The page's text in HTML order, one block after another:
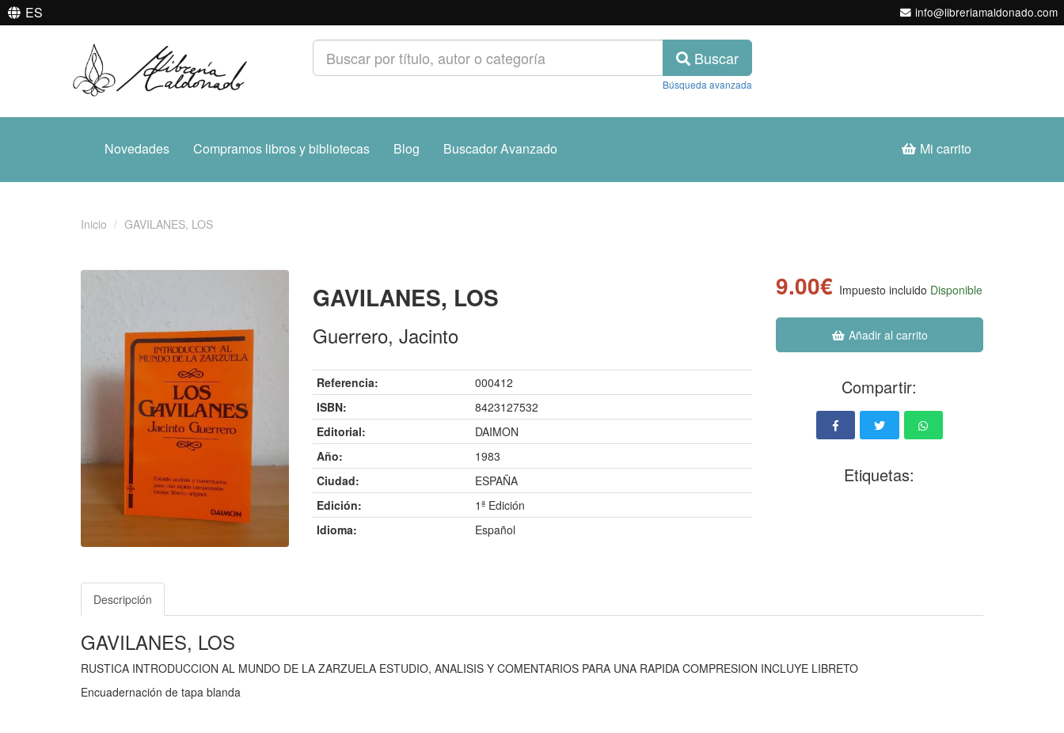
ES info@libreriamaldonado.com
Buscar
Búsqueda avanzada
Novedades Compramos libros y bibliotecas Blog Buscador Avanzado Mi carrito
Inicio GAVILANES, LOS
GAVILANES, LOS
Guerrero, Jacinto
Referencia:
000412
ISBN:
8423127532
Editorial:
DAIMON
Año:
1983
Ciudad:
ESPAÑA
Edición:
1ª Edición
Idioma:
Español
9.00€ Impuesto incluido Disponible
Añadir al carrito
Compartir:
Etiquetas:
Descripción
GAVILANES, LOS
RUSTICA INTRODUCCION AL MUNDO DE LA ZARZUELA ESTUDIO, ANALISIS Y COMENTARIOS PARA UNA RAPIDA COMPRESION INCLUYE LIBRETO
Encuadernación de tapa blanda